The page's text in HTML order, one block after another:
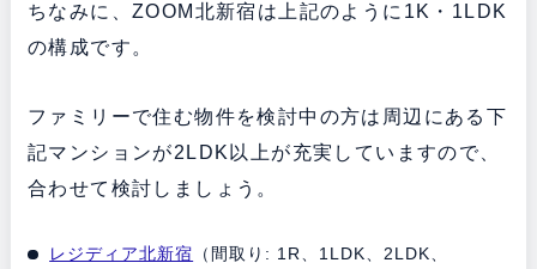
ちなみに、ZOOM北新宿は上記のように1K・1LDK
の構成です。
ファミリーで住む物件を検討中の方は周辺にある下
記マンションが2LDK以上が充実していますので、
合わせて検討しましょう。
レジディア北新宿 （間取り: 1R、1LDK、2LDK、